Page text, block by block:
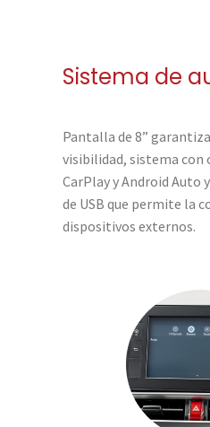
Sistema de
Pantalla de 8”
visibilidad, sistema con
CarPlay y Android Auto
de USB que permite la
dispositivos externos.